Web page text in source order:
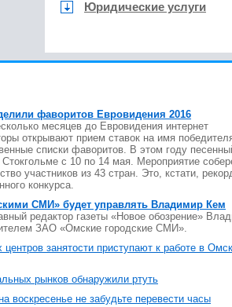
Юридические услуги
фаворитов Евровидения 2016
месяцев до Евровидения интернет
открывают прием ставок на имя
списки фаворитов. В этом году
Стокгольме с 10 по 14 мая. Мероприятие
участников из 43 стран. Это, кстати,
конкурса.
СМИ» будет управлять Владимир Кем
редактор газеты «Новое обозрение»
ЗАО «Омские городские СМИ».
занятости приступают к работе в
рынков обнаружили ртуть
воскресенье не забудьте перевести часы